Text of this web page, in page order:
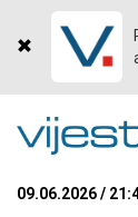
09.06.2026 /